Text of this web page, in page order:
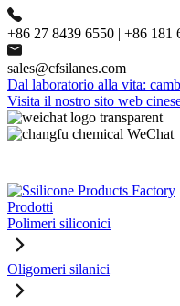
+86 27 8439 6550 | +86 181
sales@cfsilanes.com
Dal laboratorio alla vita:
Visita il nostro sito web
Prodotti
Polimeri siliconici
Oligomeri silanici